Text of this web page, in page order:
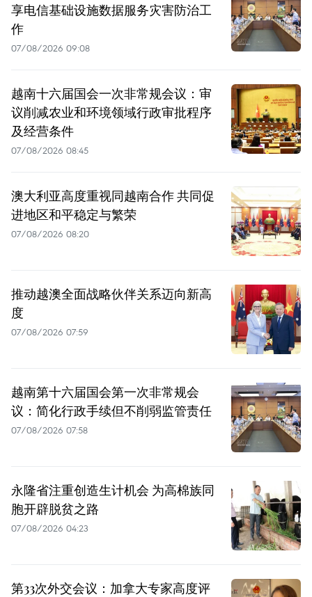
享电信基础设施数据服务灾害防治工
作
07/08/2026 09:08
越南十六届国会一次非常规会议：审
议削减农业和环境领域行政审批程序
及经营条件
07/08/2026 08:45
澳大利亚高度重视同越南合作 共同促
进地区和平稳定与繁荣
07/08/2026 08:20
推动越澳全面战略伙伴关系迈向新高
度
07/08/2026 07:59
越南第十六届国会第一次非常规会
议：简化行政手续但不削弱监管责任
07/08/2026 07:58
永隆省注重创造生计机会 为高棉族同
胞开辟脱贫之路
07/08/2026 04:23
第33次外交会议：加拿大专家高度评